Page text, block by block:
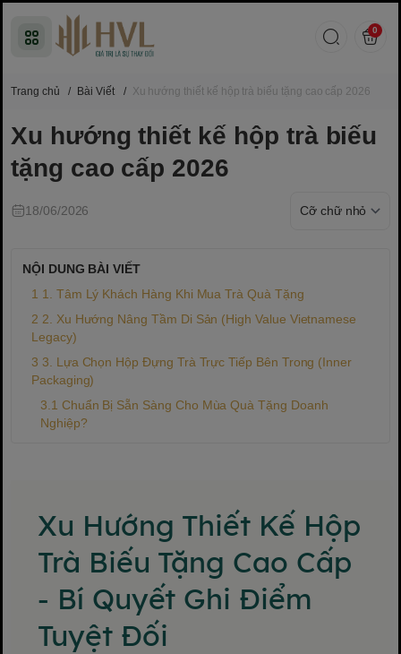
0
Trang chủ / Bài Viết / Xu hướng thiết kế hộp trà biếu tặng cao cấp 2026
Xu hướng thiết kế hộp trà biếu
tặng cao cấp 2026
18/06/2026
NỘI DUNG BÀI VIẾT
1. Tâm Lý Khách Hàng Khi Mua Trà Quà Tặng
2. Xu Hướng Nâng Tầm Di Sản (High Value Vietnamese
Legacy)
3. Lựa Chọn Hộp Đựng Trà Trực Tiếp Bên Trong (Inner
Packaging)
Chuẩn Bị Sẵn Sàng Cho Mùa Quà Tặng Doanh
Nghiệp?
Xu Hướng Thiết Kế Hộp
Trà Biếu Tặng Cao Cấp
- Bí Quyết Ghi Điểm
Tuyệt Đối